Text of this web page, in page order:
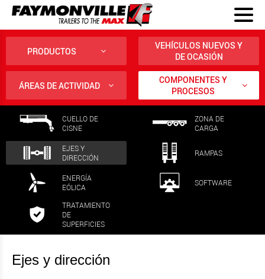
PRODUCTOS
VEHÍCULOS NUEVOS Y
DE OCASIÓN
ÁREAS DE ACTIVIDAD
COMPONENTES Y
PROCESOS
CUELLO DE
CISNE
ZONA DE
CARGA
EJES Y
DIRECCIÓN
RAMPAS
ENERGÍA
EÓLICA
SOFTWARE
TRATAMIENTO
DE
SUPERFICIES
Ejes y dirección